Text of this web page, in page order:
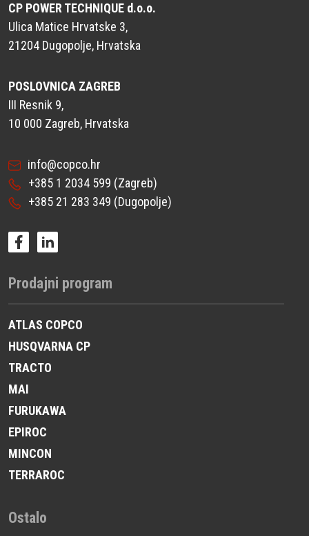
CP POWER TECHNIQUE d.o.o.
Ulica Matice Hrvatske 3,
21204 Dugopolje, Hrvatska
POSLOVNICA ZAGREB
III Resnik 9,
10 000 Zagreb, Hrvatska
info@copco.hr
+385 1 2034 599 (Zagreb)
+385 21 283 349 (Dugopolje)
Prodajni program
ATLAS COPCO
HUSQVARNA CP
TRACTO
MAI
FURUKAWA
EPIROC
MINCON
TERRAROC
Ostalo